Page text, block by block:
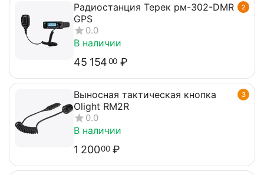
2
Радиостанция Терек рм-302-DMR
GPS
0.0
В наличии
45 15400 ₽
3
Выносная тактическая кнопка
Olight RM2R
0.0
В наличии
1 20000 ₽